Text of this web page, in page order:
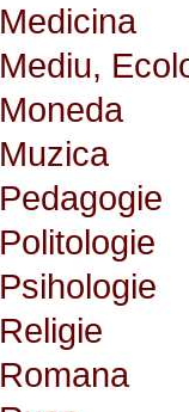
Medicina
Mediu,
Moneda
Muzica
Pedagogie
Politologie
Psihologie
Religie
Romana